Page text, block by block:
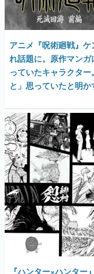
アニメ『呪術廻戦』
れ話題に。原作マン
っていたキャラクタ
と」思っていたと明か
『ハンター×ハンタ